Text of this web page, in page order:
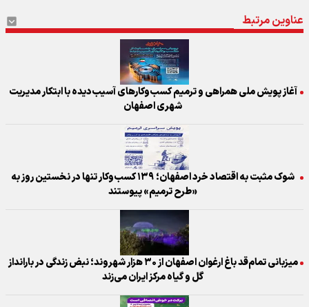
عناوین مرتبط
آغاز پویش ملی همراهی و ترمیم کسب‌وکارهای آسیب‌دیده با ابتکار مدیریت
شهری اصفهان
شوک مثبت به اقتصاد خرد اصفهان؛ ۱۳۹ کسب‌وکار تنها در نخستین روز به
«طرح ترمیم» پیوستند
میزبانی تمام‌قد باغ ارغوان اصفهان از ۳۰ هزار شهروند؛ نبض زندگی در بارانداز
گل و گیاه مرکز ایران می‌زند